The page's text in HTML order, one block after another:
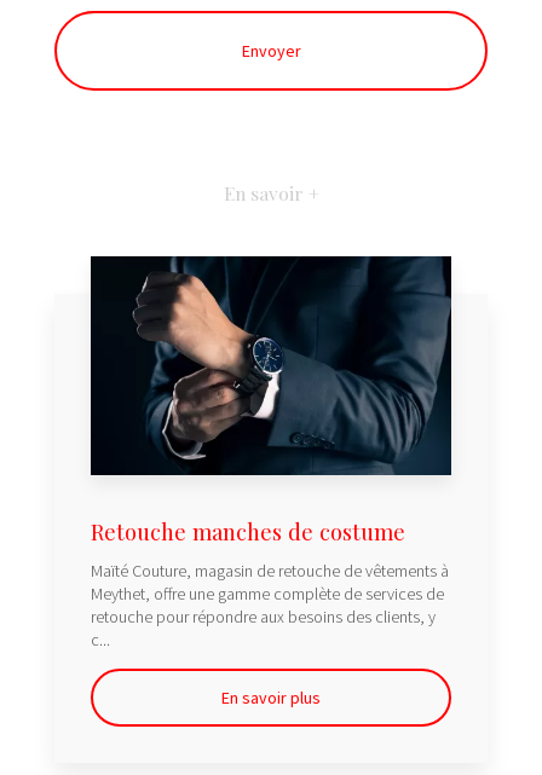
En savoir +
Retouche manches de costume
Maïté Couture, magasin de retouche de vêtements à
Meythet, offre une gamme complète de services de
retouche pour répondre aux besoins des clients, y
c...
En savoir plus